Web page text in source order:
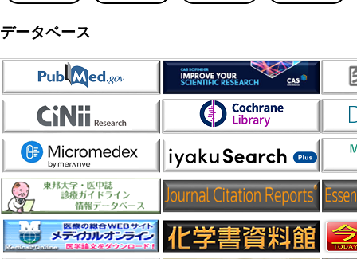
データベース